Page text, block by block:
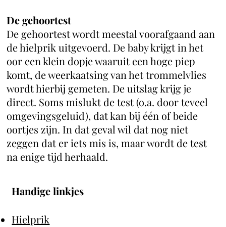
De gehoortest
De gehoortest wordt meestal voorafgaand aan
de hielprik uitgevoerd. De baby krijgt in het
oor een klein dopje waaruit een hoge piep
komt, de weerkaatsing van het trommelvlies
wordt hierbij gemeten. De uitslag krijg je
direct. Soms mislukt de test (o.a. door teveel
omgevingsgeluid), dat kan bij één of beide
oortjes zijn. In dat geval wil dat nog niet
zeggen dat er iets mis is, maar wordt de test
na enige tijd herhaald.
Handige linkjes
Hielprik